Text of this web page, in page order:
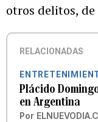
otros delitos,
RELACIONADAS
Plácido
en Argentina
Por